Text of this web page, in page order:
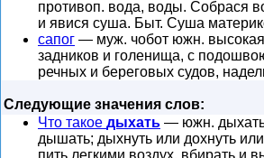
противоп. вода, воды. Собрася
и явися суша. Быт. Суша
сапог — муж. чобот южн. высокая
задников и голенища, с
речных и береговых судов,
Следующие значения слов:
Что такое дыхать — южн.
дышать; дыхнуть или дохнуть
пить легкими воздух, вбирать и